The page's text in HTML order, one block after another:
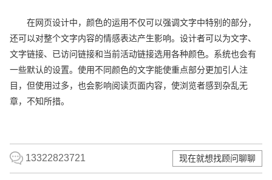
在网页设计中，颜色的运用不仅可以强调文字中特别的部分，
还可以对整个文字内容的情感表达产生影响。设计者可以为文字、
文字链接、已访问链接和当前活动链接选用各种颜色。系统也会有
一些默认的设置。使用不同颜色的文字能使重点部分更加引人注
目，但使用过多，也会影响阅读页面内容，使浏览者感到杂乱无
章，不知所措。
13322823721 现在就想找顾问聊聊